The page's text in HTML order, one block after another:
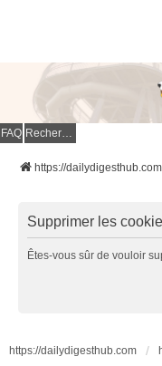
FAQ Rechercher
https://dailydigesthub.com
Supprimer les
Êtes-vous sûr de vouloir
https://dailydigesthub.com